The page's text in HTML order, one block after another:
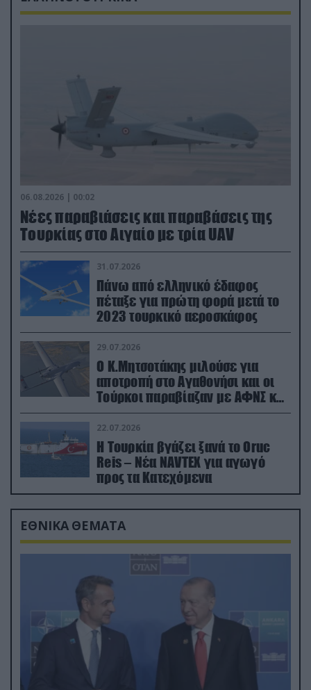
06.08.2026 | 00:02
Νέες παραβιάσεις και παραβάσεις της
Τουρκίας στο Αιγαίο με τρία UAV
31.07.2026
Πάνω από ελληνικό έδαφος
πέταξε για πρώτη φορά μετά το
2023 τουρκικό αεροσκάφος
29.07.2026
Ο Κ.Μητσοτάκης μιλούσε για
αποτροπή στο Αγαθονήσι και οι
Τούρκοι παραβίαζαν με ΑΦΝΣ και
drone
22.07.2026
Η Τουρκία βγάζει ξανά το Oruc
Reis – Νέα NAVTEX για αγωγό
προς τα Κατεχόμενα
ΕΘΝΙΚΑ ΘΕΜΑΤΑ